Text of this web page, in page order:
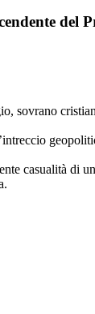
del
sovrano
casualità di